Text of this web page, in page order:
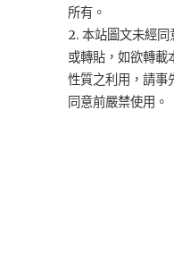
所有。
2. 本站圖文未經
或轉貼，如欲轉載
性質之利用，請事
同意前嚴禁使用。